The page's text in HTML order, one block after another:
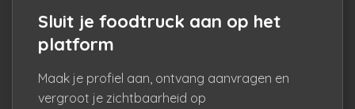
Sluit je foodtruck aan op het
platform
Maak je profiel aan, ontvang aanvragen en
vergroot je zichtbaarheid op